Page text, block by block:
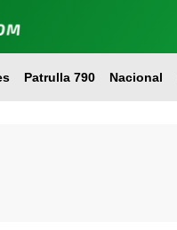
Patrulla 790 Nacional